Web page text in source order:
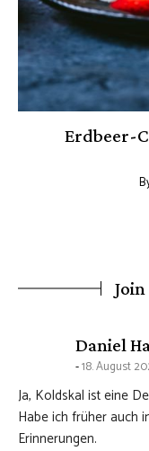
Erdbeer-
Daniel
18. August
Ja, Koldskal ist eine
Habe ich früher auch
Erinnerungen.